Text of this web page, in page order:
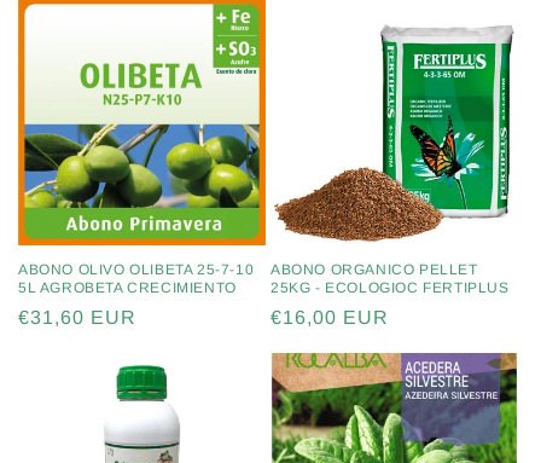
ABONO OLIVO OLIBETA 25-7-10
5L AGROBETA CRECIMIENTO
Precio
€31,60 EUR
ABONO ORGANICO PELLET
25KG - ECOLOGIOC FERTIPLUS
Precio
€16,00 EUR